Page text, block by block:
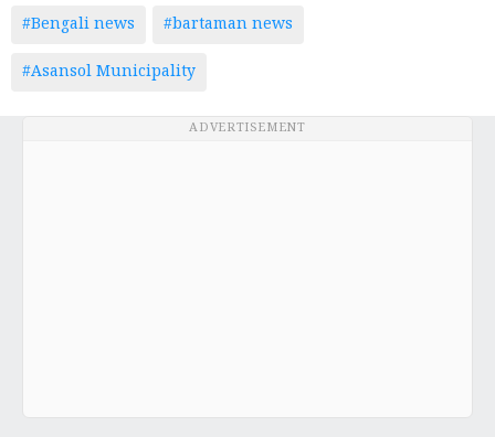
#Bengali news
#bartaman news
#Asansol Municipality
ADVERTISEMENT